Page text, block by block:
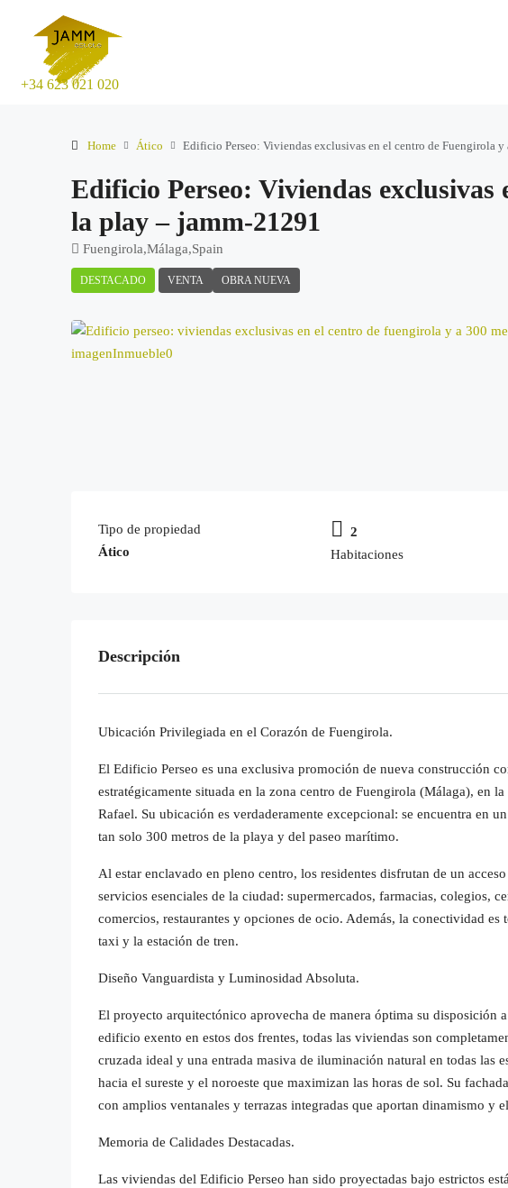
+34 623 021 020
Home Ático Edificio Perseo: Viviendas exclusivas en el centro de Fuengirola y
Edificio Perseo: Viviendas exclusivas
la play – jamm-21291
Fuengirola,Málaga,Spain
DESTACADO VENTA OBRA NUEVA
Tipo de propiedad
Ático
2
Habitaciones
Descripción
Ubicación Privilegiada en el Corazón de Fuengirola.
El Edificio Perseo es una exclusiva promoción de nueva construcción
estratégicamente situada en la zona centro de Fuengirola (Málaga), en
Rafael. Su ubicación es verdaderamente excepcional: se encuentra en
tan solo 300 metros de la playa y del paseo marítimo.
Al estar enclavado en pleno centro, los residentes disfrutan de un
servicios esenciales de la ciudad: supermercados, farmacias, colegios,
comercios, restaurantes y opciones de ocio. Además, la conectividad es
taxi y la estación de tren.
Diseño Vanguardista y Luminosidad Absoluta.
El proyecto arquitectónico aprovecha de manera óptima su disposición
edificio exento en estos dos frentes, todas las viviendas son
cruzada ideal y una entrada masiva de iluminación natural en todas las
hacia el sureste y el noroeste que maximizan las horas de sol. Su
con amplios ventanales y terrazas integradas que aportan dinamismo y
Memoria de Calidades Destacadas.
Las viviendas del Edificio Perseo han sido proyectadas bajo estrictos